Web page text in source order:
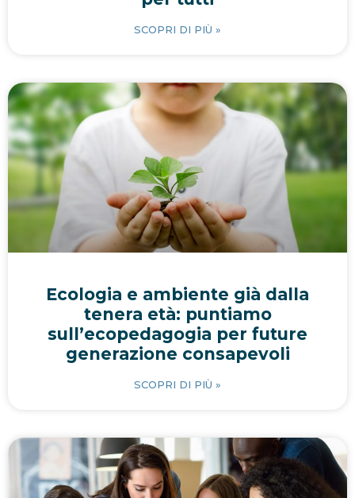
SCOPRI DI PIÙ »
Ecologia e ambiente già dalla
tenera età: puntiamo
sull’ecopedagogia per future
generazione consapevoli
SCOPRI DI PIÙ »